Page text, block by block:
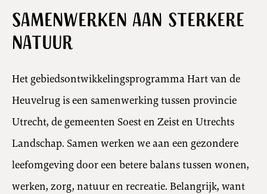
slide
1
slide
2
slide
3
slide
4
slide
5
slide
6
slide
7
slide
8
slide
9
Samenwerken aan sterkere
natuur
Het gebiedsontwikkelingsprogramma Hart van de
Heuvelrug is een samenwerking tussen provincie
Utrecht, de gemeenten Soest en Zeist en Utrechts
Landschap. Samen werken we aan een gezondere
leefomgeving door een betere balans tussen wonen,
werken, zorg, natuur en recreatie. Belangrijk, want